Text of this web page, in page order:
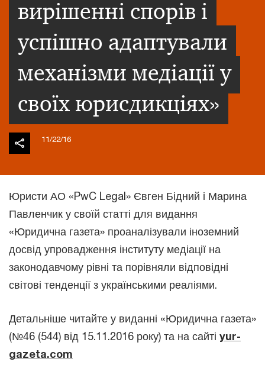
вирішенні спорів і
успішно адаптували
механізми медіації у
своїх юрисдикціях»
11/22/16
Юристи АО «PwC Legal» Євген Бідний і Марина
Павленчик у своїй статті для видання
«Юридична газета» проаналізували іноземний
досвід упровадження інституту медіації на
законодавчому рівні та порівняли відповідні
світові тенденції з українськими реаліями.
Детальніше читайте у виданні «Юридична газета»
(№46 (544) від 15.11.2016 року) та на сайті yur-
gazeta.com